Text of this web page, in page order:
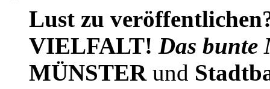
Lust zu
VIELFALT! Das bunte
MÜNSTERund